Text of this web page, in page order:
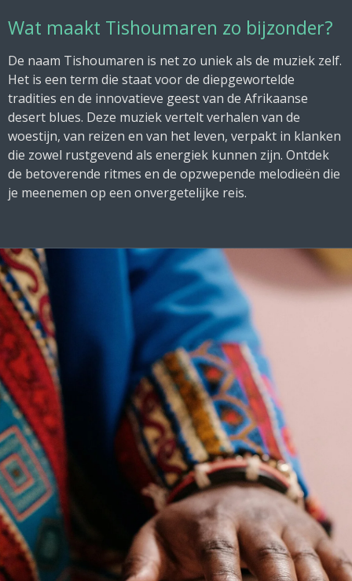
Wat maakt Tishoumaren zo bijzonder?
De naam Tishoumaren is net zo uniek als de muziek zelf.
Het is een term die staat voor de diepgewortelde
tradities en de innovatieve geest van de Afrikaanse
desert blues. Deze muziek vertelt verhalen van de
woestijn, van reizen en van het leven, verpakt in klanken
die zowel rustgevend als energiek kunnen zijn. Ontdek
de betoverende ritmes en de opzwepende melodieën die
je meenemen op een onvergetelijke reis.